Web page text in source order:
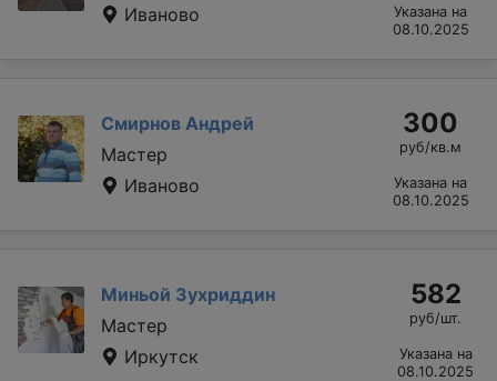
Иваново
Указана на
08.10.2025
Смирнов Андрей
Мастер
Иваново
300
руб/кв.м
Указана на
08.10.2025
Миньой Зухриддин
Мастер
Иркутск
582
руб/шт.
Указана на
08.10.2025